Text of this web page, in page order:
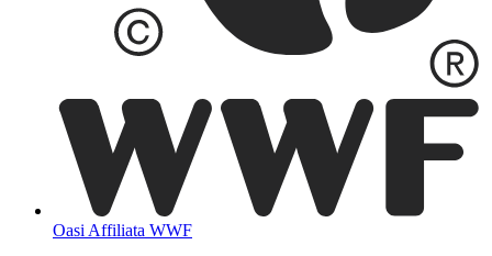
Oasi Affiliata WWF